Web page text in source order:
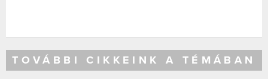
TOVÁBBI CIKKEINK A TÉMÁBAN